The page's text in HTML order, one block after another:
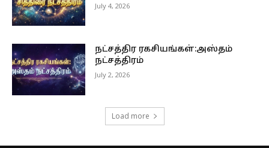
July 4, 2026
நட்சத்திர ரகசியங்கள்:அஸ்தம்
நட்சத்திரம்
July 2, 2026
Load more